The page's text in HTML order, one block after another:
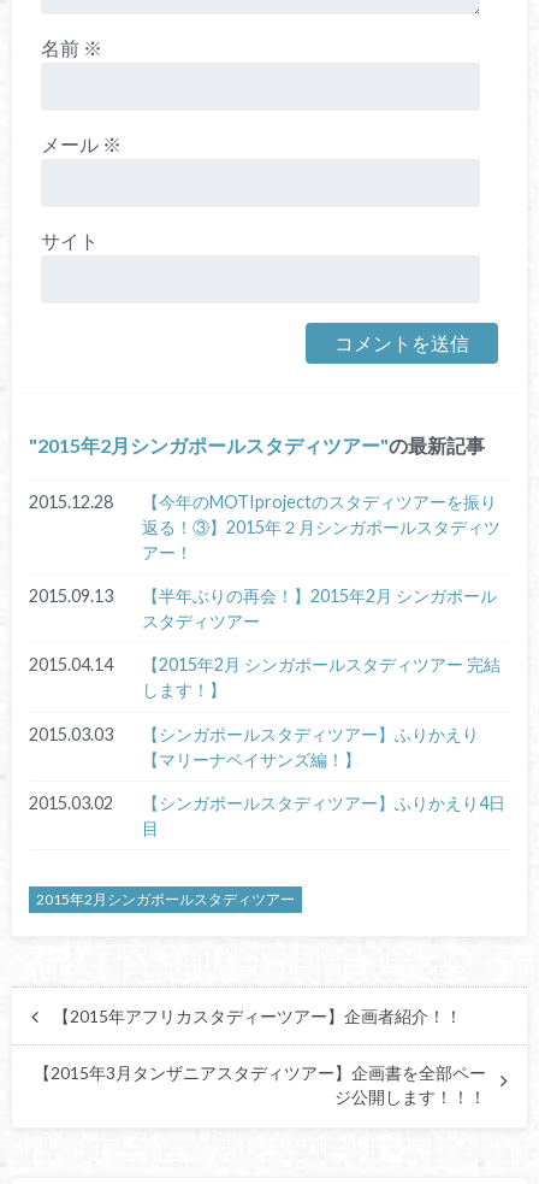
名前 ※
メール ※
サイト
2015年2月シンガポールスタディツアー の最新記事
2015.12.28
【今年のMOTIprojectのスタディツアーを振り
返る！③】2015年２月シンガポールスタディツ
アー！
2015.09.13
【半年ぶりの再会！】2015年2月 シンガポール
スタディツアー
2015.04.14
【2015年2月 シンガポールスタディツアー 完結
します！】
2015.03.03
【シンガポールスタディツアー】ふりかえり
【マリーナベイサンズ編！】
2015.03.02
【シンガポールスタディツアー】ふりかえり4日
目
2015年2月シンガポールスタディツアー
【2015年アフリカスタディーツアー】企画者紹介！！
【2015年3月タンザニアスタディツアー】企画書を全部ペー
ジ公開します！！！